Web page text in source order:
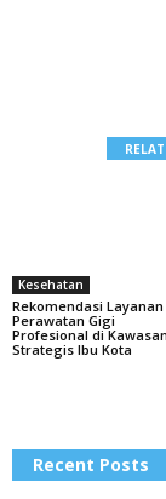
Kesehatan
Rekomendasi Layanan
Perawatan Gigi
Profesional di Kawasan
Strategis Ibu Kota
Recent Posts